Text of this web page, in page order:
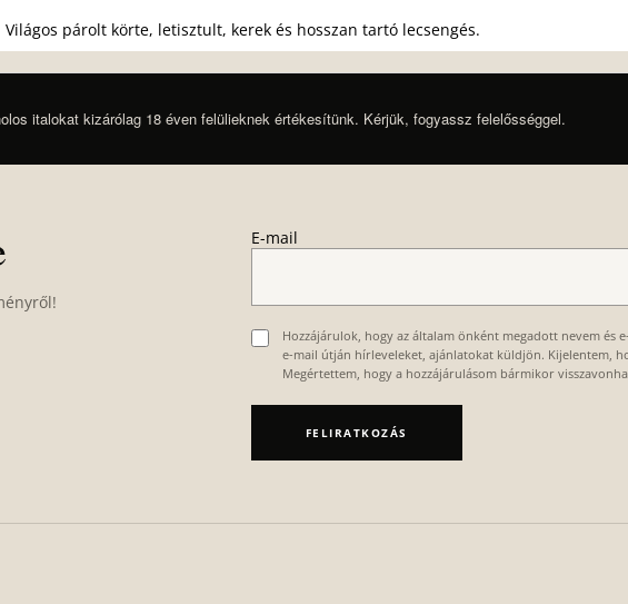
Világos párolt körte, letisztult, kerek és hosszan tartó lecsengés.
italokat kizárólag 18 éven felülieknek értékesítünk. Kérjük, fogyassz felelősséggel.
E-mail
Hozzájárulok, hogy az általam önként megadott nevem és
e-mail útján hírleveleket, ajánlatokat küldjön. Kijelentem,
Megértettem, hogy a hozzájárulásom bármikor
FELIRATKOZÁS